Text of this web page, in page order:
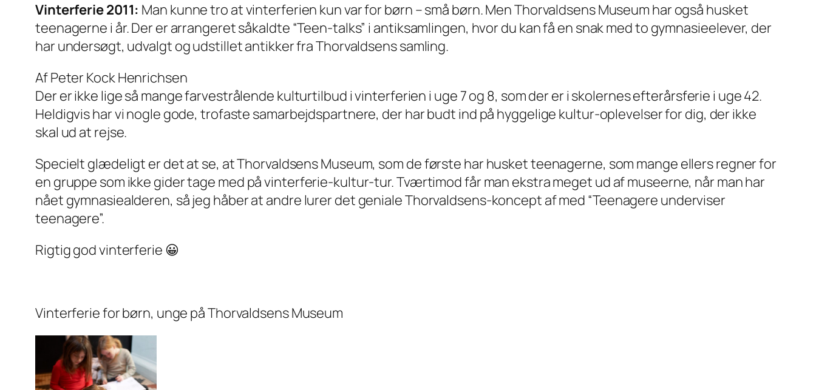
Vinterferie 2011: Man kunne tro at vinterferien kun var for børn –små børn. Men Thorvaldsens Museum har også husket
teenagerne i år. Der er arrangeret såkaldte “Teen-talks” i antiksamlingen, hvor du kan få en snak med to gymnasieelever, der
har undersøgt, udvalgt og udstillet antikker fra Thorvaldsens samling.
Af Peter Kock Henrichsen
Der er ikke lige så mange farvestrålende kulturtilbud i vinterferien i uge 7 og 8, som der er i skolernes efterårsferie i uge 42.
Heldigvis har vi nogle gode, trofaste samarbejdspartnere, der har budt ind på hyggelige kultur-oplevelser for dig, der ikke
skal ud at rejse.
Specielt glædeligt er det at se, at Thorvaldsens Museum, som de første har husket teenagerne, som mange ellers regner for
en gruppe som ikke gider tage med på vinterferie-kultur-tur. Tværtimod får man ekstra meget ud af museerne, når man har
nået gymnasiealderen, så jeg håber at andre lurer det geniale Thorvaldsens-koncept af med “Teenagere underviser
teenagere”.
Rigtig god vinterferie 😀
Vinterferie for børn, unge på Thorvaldsens Museum